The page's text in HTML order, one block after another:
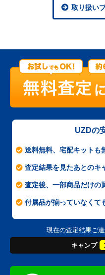
取り扱い
UZDの
送料無料、宅配キットも
査定結果を見たあとのキ
査定後、一部商品だけの
付属品が揃っていなくて
現在の査定結果ご
キャンプ